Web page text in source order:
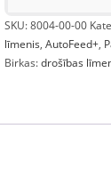
SKU:8004-00-00
līmenis, AutoFeed+,
Birkas:drošības